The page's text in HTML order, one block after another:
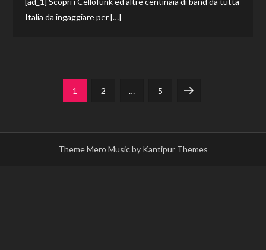
Italia da ingaggiare per […]
Paginazione
articoli
Page
1 Page
2 … Page
5 Next
Theme Mero Music by Kantipur Themes